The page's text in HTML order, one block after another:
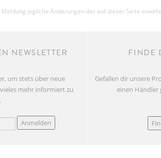
jegliche Änderungen der auf dieser Seite
NEWSLETTER
um stets über neue
mehr informiert zu
Anmelden
FINDE
Gefallen dir unsere
einen Händler